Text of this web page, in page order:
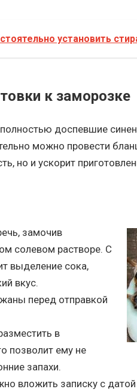
установить
к заморозке
доспевшие
можно провести
но и ускорит
замочив
солевом растворе. С
выделение сока,
вкус.
перед отправкой
в
позволит ему не
запахи.
вложить записку с